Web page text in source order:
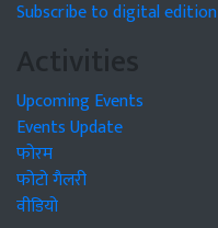
Subscribe to digital edition
Activities
Upcoming Events
Events Update
फोरम
फोटो गैलरी
वीडियो